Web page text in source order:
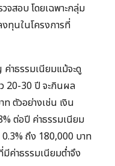
จสอบ โดยเฉพาะกลุ่ม
ทุนในโครงการที่
าธรรมเนียมแม้จะดู
20-30 ปี จะกินผล
ตัวอย่างเช่น เงิน
ต่อปี ค่าธรรมเนียม
ถึง 180,000 บาท
ค่าธรรมเนียมต่ำจึง